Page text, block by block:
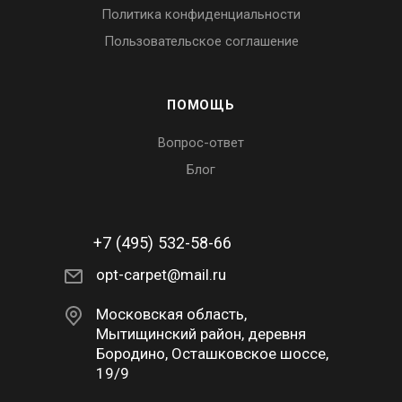
Политика конфиденциальности
Пользовательское соглашение
ПОМОЩЬ
Вопрос-ответ
Блог
+7 (495) 532-58-66
opt-carpet@mail.ru
Московская область,
Мытищинский район, деревня
Бородино, Осташковское шоссе,
19/9